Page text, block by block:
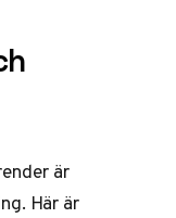
är
Här är